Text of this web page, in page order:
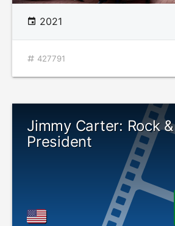
2021
427791
Jimmy Carter: Rock
President